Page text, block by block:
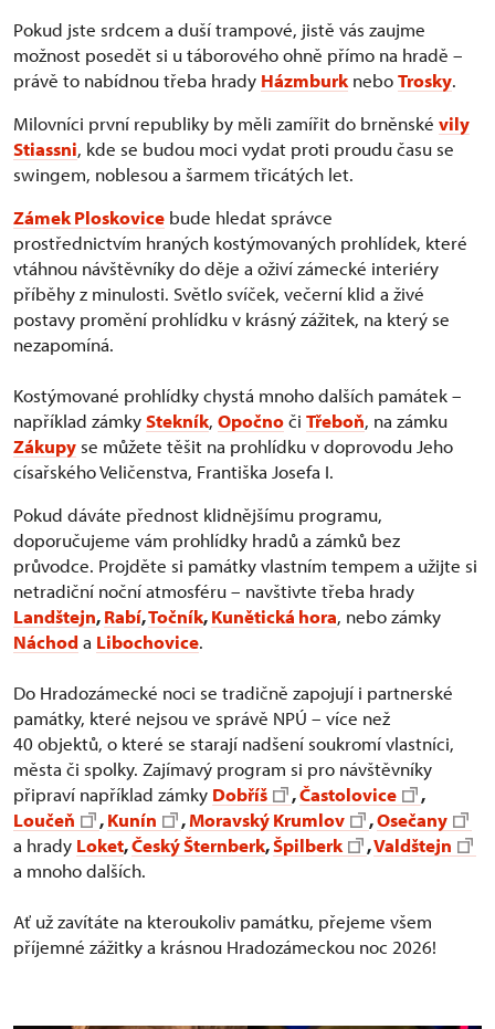
Pokud jste srdcem a duší trampové, jistě vás zaujme
možnost posedět si u táborového ohně přímo na hradě –
právě to nabídnou třeba hrady Házmburk neboTrosky.
Milovníci první republiky by měli zamířit do brněnské vily
Stiassni, kde se budou moci vydat proti proudu času se
swingem, noblesou a šarmem třicátých let.
Zámek Ploskovice bude hledat správce
prostřednictvím hraných kostýmovaných prohlídek, které
vtáhnou návštěvníky do děje a oživí zámecké interiéry
příběhy z minulosti. Světlo svíček, večerní klid a živé
postavy promění prohlídku v krásný zážitek, na který se
nezapomíná.
Kostýmované prohlídky chystá mnoho dalších památek –
například zámkyStekník, Opočnoči Třeboň, na zámku
Zákupy se můžete těšit na prohlídku v doprovodu Jeho
císařského Veličenstva, Františka Josefa I.
Pokud dáváte přednost klidnějšímu programu,
doporučujeme vám prohlídky hradů a zámků bez
průvodce. Projděte si památky vlastním tempem a užijte si
netradiční noční atmosféru – navštivte třeba hrady
Landštejn,Rabí,Točník,Kunětická hora, nebo zámky
Náchoda Libochovice.
Do Hradozámecké noci se tradičně zapojují i partnerské
památky, které nejsou ve správě NPÚ – více než
40 objektů, o které se starají nadšení soukromí vlastníci,
města či spolky. Zajímavý program si pro návštěvníky
připraví například zámky Dobříš ,Častolovice
,
Loučeň
,Kunín ,Moravský Krumlov ,Osečany
a hrady Loket,Český Šternberk,Špilberk ,Valdštejn
a mnoho dalších.
Ať už zavítáte na kteroukoliv památku, přejeme všem
příjemné zážitky a krásnou Hradozámeckou noc 2026!